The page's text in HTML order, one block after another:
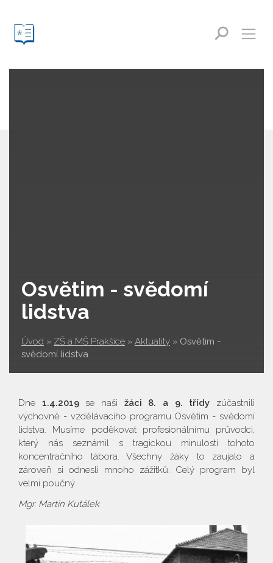
Osvětim - svědomí
lidstva
Úvod » ZŠ a MŠ Prakšice » Aktuality » Osvětim -
svědomí lidstva
Dne 1.4.2019se naši žáci 8. a 9. třídy zúčastnili
výchovně - vzdělávacího programu Osvětim - svědomí
lidstva. Musíme poděkovat profesionálnímu průvodci,
který nás seznámil s tragickou minulostí tohoto
koncentračního tábora. Všechny žáky to zaujalo a
zároveň si odnesli mnoho zážitků. Celý program byl
velmi poučný.
Mgr. Martin Kutálek